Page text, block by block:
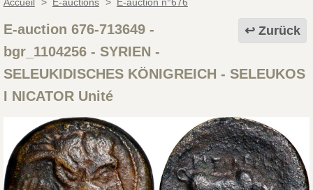
Accueil > E-auctions > E-auction n°676
Zurück
E-auction 676-713649 -
bgr_1104256- SYRIEN -
SELEUKIDISCHES KÖNIGREICH - SELEUKOS
I NICATOR Unité